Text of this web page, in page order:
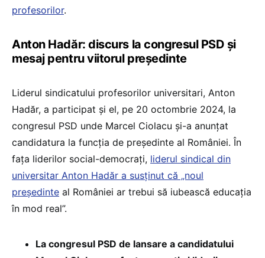
profesorilor.
Anton Hadăr: discurs la congresul PSD și
mesaj pentru viitorul președinte
Liderul sindicatului profesorilor universitari, Anton
Hadăr, a participat și el, pe 20 octombrie 2024, la
congresul PSD unde Marcel Ciolacu și-a anunțat
candidatura la funcția de președinte al României. În
fața liderilor social-democrați, liderul sindical din
universitar Anton Hadăr a susținut că „noul
președinte al României ar trebui să iubească educația
în mod real”.
La congresul PSD de lansare a candidatului